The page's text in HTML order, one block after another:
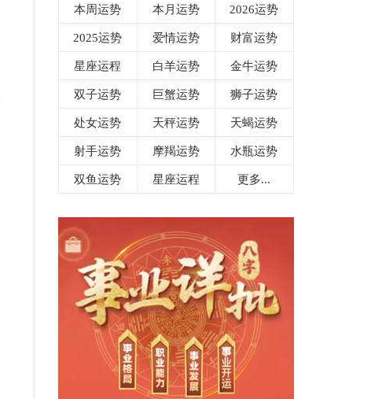
本周运势 本月运势 2026运势
2025运势 爱情运势 财富运势
星座运程 白羊运势 金牛运势
双子运势 巨蟹运势 狮子运势
处女运势 天秤运势 天蝎运势
射手运势 摩羯运势 水瓶运势
双鱼运势 星座运程 更多...